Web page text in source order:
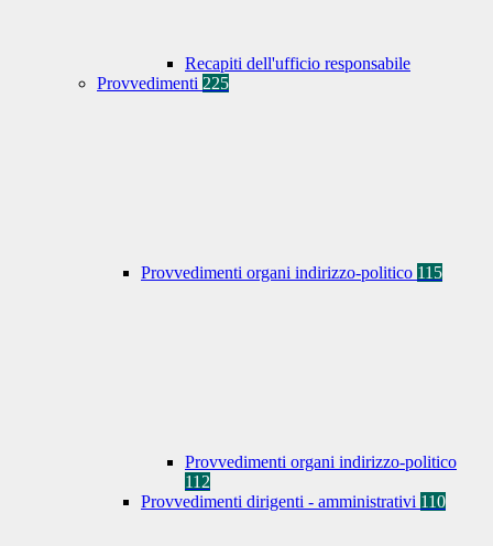
Recapiti dell'ufficio responsabile
Provvedimenti 225
Provvedimenti organi indirizzo-politico 115
Provvedimenti organi indirizzo-politico
112
Provvedimenti dirigenti - amministrativi 110